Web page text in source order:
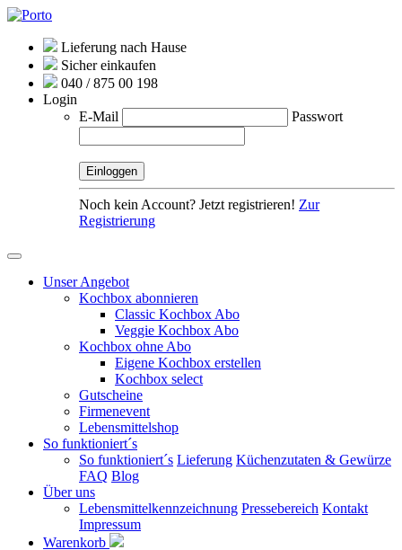
Lieferung nach Hause
Sicher einkaufen
040 / 875 00 198
Login
E-Mail
Passwort
Noch kein Account? Jetzt registrieren! Zur
Registrierung
Unser Angebot
Kochbox abonnieren
Classic Kochbox Abo
Veggie Kochbox Abo
Kochbox ohne Abo
Eigene Kochbox erstellen
Kochbox select
Gutscheine
Firmenevent
Lebensmittelshop
So funktioniert´s
So funktioniert´s Lieferung Küchenzutaten & Gewürze
FAQ Blog
Über uns
Lebensmittelkennzeichnung Pressebereich Kontakt
Impressum
Warenkorb